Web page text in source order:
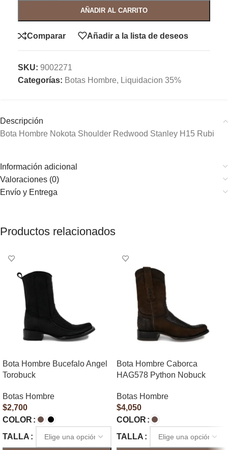
AÑADIR AL CARRITO
Comparar Añadir a la lista de deseos
SKU: 9002271
Categorías: Botas Hombre, Liquidacion 35%
Descripción
Bota Hombre Nokota Shoulder Redwood Stanley H15 Rubi
Información adicional
Valoraciones (0)
Envío y Entrega
Productos relacionados
Bota Hombre Bucefalo Angel
Torobuck
Botas Hombre
$2,700
COLOR
TALLA
Bota Hombre Caborca
HAG578 Python Nobuck
Botas Hombre
$4,050
COLOR
TALLA